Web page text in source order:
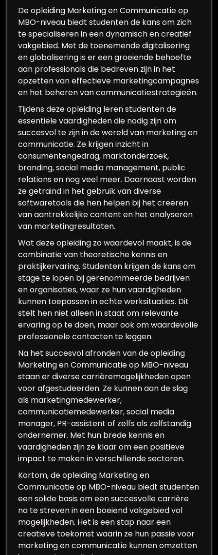
De opleiding Marketing en Communicatie op
MBO-niveau biedt studenten de kans om zich
te specialiseren in een dynamisch en creatief
vakgebied. Met de toenemende digitalisering
en globalisering is er een groeiende behoefte
aan professionals die bedreven zijn in het
opzetten van effectieve marketingcampagnes
en het beheren van communicatiestrategieën.
Tijdens deze opleiding leren studenten de
essentiële vaardigheden die nodig zijn om
succesvol te zijn in de wereld van marketing en
communicatie. Ze krijgen inzicht in
consumentengedrag, marktonderzoek,
branding, social media management, public
relations en nog veel meer. Daarnaast worden
ze getraind in het gebruik van diverse
softwaretools die hen helpen bij het creëren
van aantrekkelijke content en het analyseren
van marketingresultaten.
Wat deze opleiding zo waardevol maakt, is de
combinatie van theoretische kennis en
praktijkervaring. Studenten krijgen de kans om
stage te lopen bij gerenommeerde bedrijven
en organisaties, waar ze hun vaardigheden
kunnen toepassen in echte werksituaties. Dit
stelt hen niet alleen in staat om relevante
ervaring op te doen, maar ook om waardevolle
professionele contacten te leggen.
Na het succesvol afronden van de opleiding
Marketing en Communicatie op MBO-niveau
staan er diverse carrièremogelijkheden open
voor afgestudeerden. Ze kunnen aan de slag
als marketingmedewerker,
communicatiemedewerker, social media
manager, PR-assistent of zelfs als zelfstandig
ondernemer. Met hun brede kennis en
vaardigheden zijn ze klaar om een positieve
impact te maken in verschillende sectoren.
Kortom, de opleiding Marketing en
Communicatie op MBO-niveau biedt studenten
een solide basis om een succesvolle carrière
na te streven in een boeiend vakgebied vol
mogelijkheden. Het is een stap naar een
creatieve toekomst waarin ze hun passie voor
marketing en communicatie kunnen omzetten